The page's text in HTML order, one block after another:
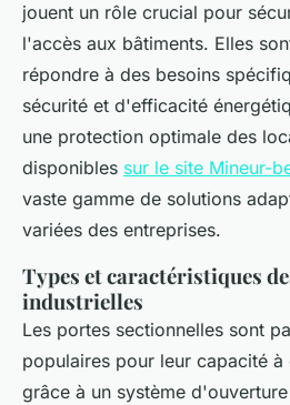
jouent un rôle crucial pour
l'accès aux bâtiments. Elles
répondre à des besoins
sécurité et d'efficacité
une protection optimale des
disponibles sur le site Mineur-
vaste gamme de solutions
variées des entreprises.
Types et caractéristiques
industrielles
Les portes sectionnelles sont
populaires pour leur capacité
grâce à un système